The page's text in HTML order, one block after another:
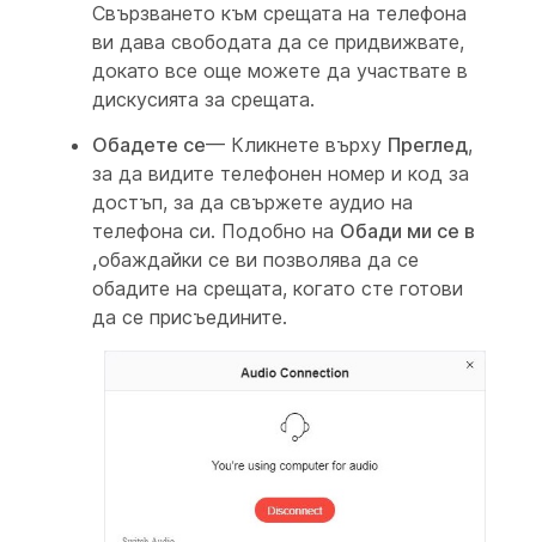
Свързването към срещата на телефона
ви дава свободата да се придвижвате,
докато все още можете да участвате в
дискусията за срещата.
Обадете се— Кликнете върху Преглед,
за да видите телефонен номер и код за
достъп, за да свържете аудио на
телефона си. Подобно на Обади ми се в
,обаждайки се ви позволява да се
обадите на срещата, когато сте готови
да се присъедините.